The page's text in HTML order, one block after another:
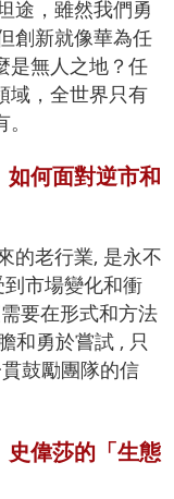
途，雖然我們勇
創新就像華為任
是無人之地？任
域，全世界只有
如何面對逆市和
的老行業, 是永不
市場變化和衝
要在形式和方法
和勇於嘗試 , 只
鼓勵團隊的信
史偉莎的「生態